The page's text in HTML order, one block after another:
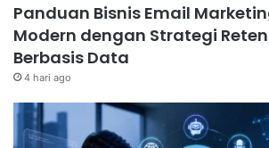
Panduan Bisnis Email
Modern dengan Strategi
Berbasis Data
4 hari ago